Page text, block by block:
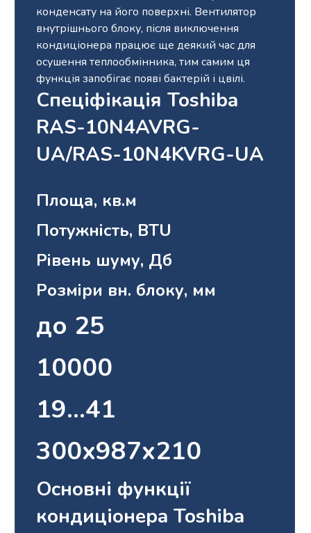
конденсату на його поверхні. Вентилятор
внутрішнього блоку, після виключення
кондиціонера працює ще деякий час для
осушення теплообмінника, тим самим ця
функція запобігає появі бактерій і цвілі.
Спеціфікація Toshiba
RAS-10N4AVRG-
UA/RAS-10N4KVRG-UA
Площа, кв.м
Потужність, BTU
Рівень шуму, Дб
Розміри вн. блоку, мм
до 25
10000
19…41
300x987x210
Основні функції
кондиціонера Toshiba